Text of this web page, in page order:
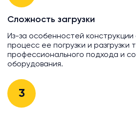
Сложность загрузки
Из-за особенностей конструкции
процесс ее погрузки и разгрузки
профессионального подхода и
оборудования.
3